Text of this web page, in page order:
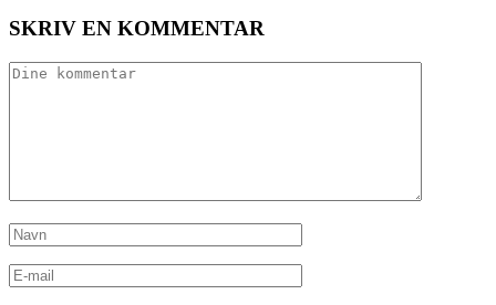
SKRIV EN KOMMENTAR